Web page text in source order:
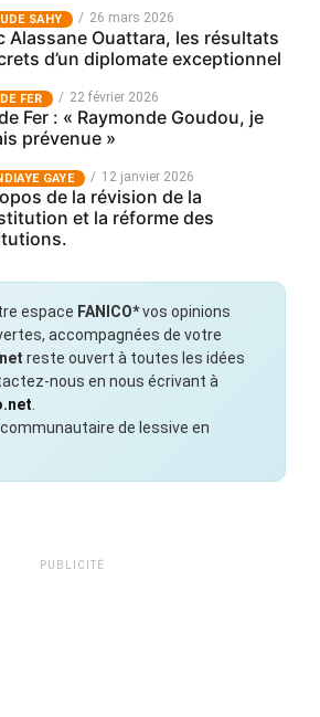
SAHY 26 mars 2026
Alassane Ouattara, les résultats
d’un diplomate exceptionnel
FER 22 février 2026
Fer : « Raymonde Goudou, je
prévenue »
GAYE 12 janvier 2026
de la révision de la
et la réforme des
espace FANICO*vos opinions
accompagnées de votre
reste ouvert à toutes les idées
nous en nous écrivant à
de lessive en
PUBLICITÉ